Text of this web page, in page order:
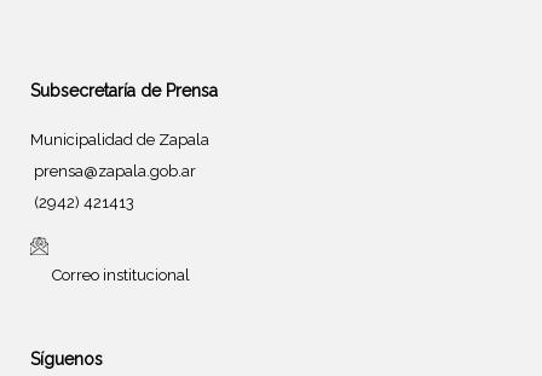
Subsecretaría de Prensa
Municipalidad de Zapala
prensa@zapala.gob.ar
(2942) 421413
Correo institucional
Síguenos